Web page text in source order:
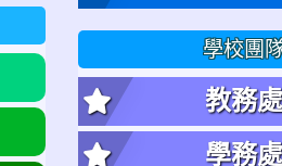
學校團
教務處
學務處